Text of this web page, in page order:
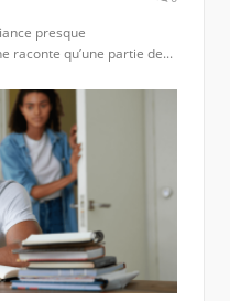
presque
raconte qu’une partie de...